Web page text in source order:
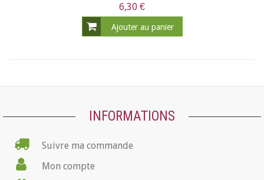
6,30 €
Ajouter au panier
INFORMATIONS
Suivre ma commande
Mon compte